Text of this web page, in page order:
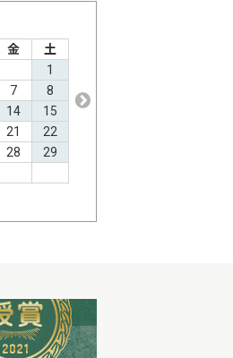
金
土
1
7
8
14
15
21
22
28
29
6
13